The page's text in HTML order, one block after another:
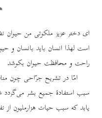
ای دختر عزیز ملکوتی من حیوان
است لهذا انسان باید بانسان و
راحت و محافظت حیوان بکوشد
امّا در تشریح جرّاحی چون
سبب استفادۀ جمیع بشر می‌گردد
یابد که سبب حیات هزارملیون از